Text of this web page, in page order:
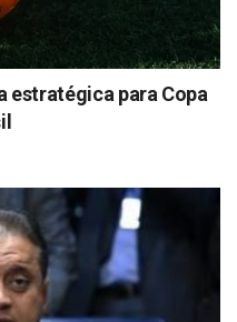
estratégica para Copa